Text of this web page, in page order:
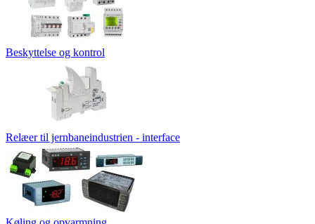
Beskyttelse og kontrol
Relæer til jernbaneindustrien - interface